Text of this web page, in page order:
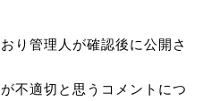
り管理人が確認後に公開さ
不適切と思うコメントにつ